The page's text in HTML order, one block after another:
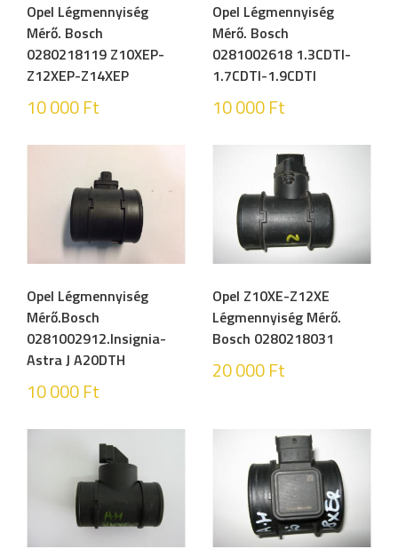
Opel Légmennyiség
Mérő. Bosch
0280218119 Z10XEP-
Z12XEP-Z14XEP
10 000Ft
Opel Légmennyiség
Mérő. Bosch
0281002618 1.3CDTI-
1.7CDTI-1.9CDTI
10 000Ft
Opel Légmennyiség
Mérő.Bosch
0281002912.Insignia-
Astra J A20DTH
10 000Ft
Opel Z10XE-Z12XE
Légmennyiség Mérő.
Bosch 0280218031
20 000Ft